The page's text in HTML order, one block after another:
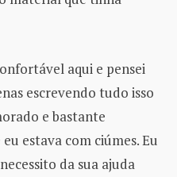
aqui e pensei
escrevendo tudo isso
e bastante
estava com ciúmes. Eu
da sua ajuda